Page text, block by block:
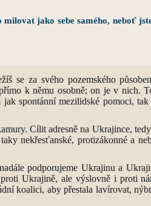
jako sebe samého, neboť
se za svého pozemského
k němu osobně; on je v nich.
spontánní mezilidské pomoci,
Cílit adresně na Ukrajince,
nekřesťanské, protizákonné a
podporujeme Ukrajinu a
Ukrajině, ale výslovně i proti
koalici, aby přestala lavírovat,